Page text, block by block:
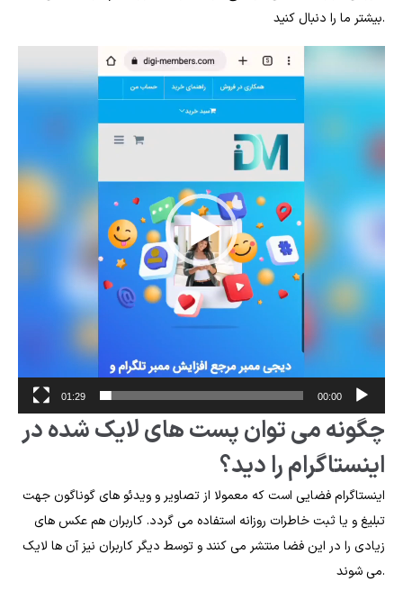
بیشتر ما را دنبال کنید.
نمایشگر
ویدیو
00:00
01:29
چگونه می توان پست های لایک شده در
اینستاگرام را دید؟
اینستاگرام فضایی است که معمولا از تصاویر و ویدئو های گوناگون جهت
تبلیغ و یا ثبت خاطرات روزانه استفاده می گردد. کاربران هم عکس های
زیادی را در این فضا منتشر می کنند و توسط دیگر کاربران نیز آن ها لایک
می شوند.